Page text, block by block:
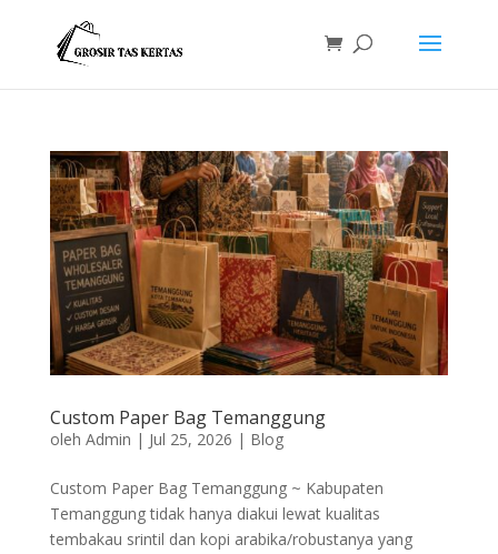
Custom Paper Bag Temanggung
oleh Admin | Jul 25, 2026 | Blog
Custom Paper Bag Temanggung ~ Kabupaten
Temanggung tidak hanya diakui lewat kualitas
tembakau srintil dan kopi arabika/robustanya yang